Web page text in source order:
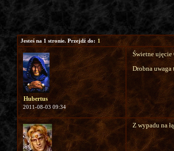
Jesteś na 1 stronie. Przejdź do: 1
Hubertus
2011-08-03 09:34
Świetne ujęcie
Drobna uwaga
Z wypadu na